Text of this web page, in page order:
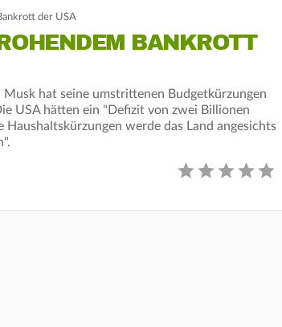
der USA
BANKROTT
hat seine umstrittenen Budgetkürzungen
USA hätten ein "Defizit von zwei Billionen
werde das Land angesichts